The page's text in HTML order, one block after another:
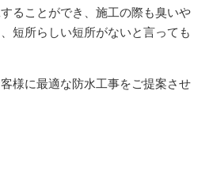
ることができ、施工の際も臭いや
短所らしい短所がないと言っても
様に最適な防水工事をご提案させ